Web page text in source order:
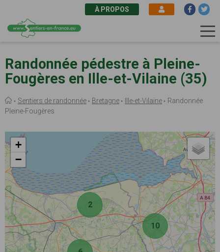
au
contenu
principal
À PROPOS
Randonnée pédestre à Pleine-
Fougères en Ille-et-Vilaine (35)
Fil
d'Ariane
Sentiers de randonnée Bretagne Ille-et-Vilaine
Randonnée
Pleine-Fougères
2
10
+
−